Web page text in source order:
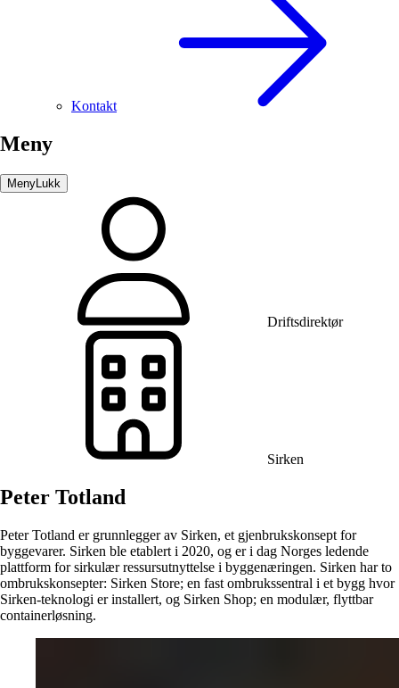
Kontakt
Meny
Meny Lukk
Driftsdirektør
Sirken
Peter Totland
Peter Totland er grunnlegger av Sirken, et gjenbrukskonsept for
byggevarer. Sirken ble etablert i 2020, og er i dag Norges ledende
plattform for sirkulær ressursutnyttelse i byggenæringen. Sirken har to
ombrukskonsepter: Sirken Store; en fast ombrukssentral i et bygg hvor
Sirken-teknologi er installert, og Sirken Shop; en modulær, flyttbar
containerløsning.